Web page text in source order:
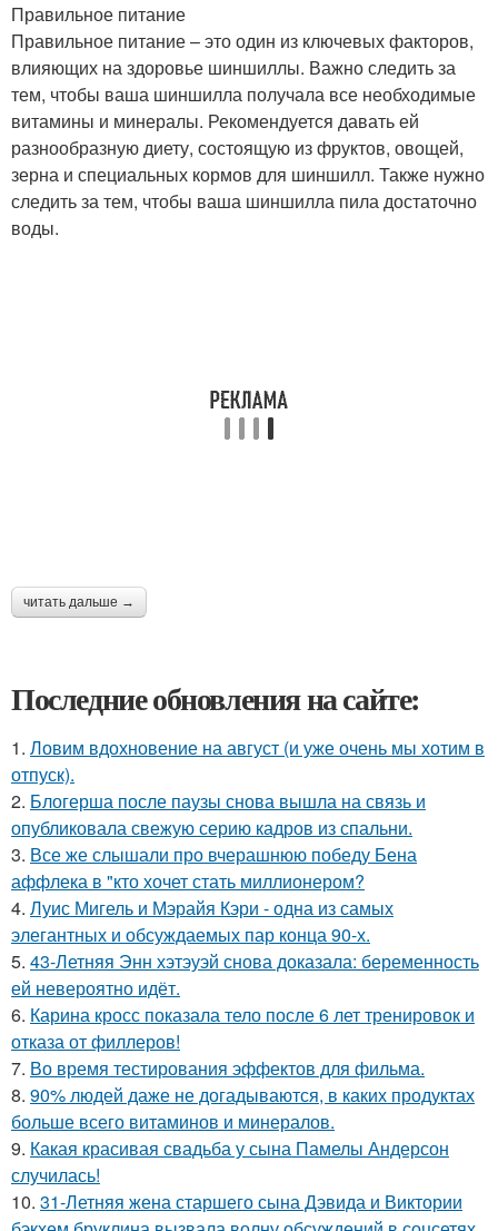
Правильное питание
Правильное питание – это один из ключевых факторов,
влияющих на здоровье шиншиллы. Важно следить за
тем, чтобы ваша шиншилла получала все необходимые
витамины и минералы. Рекомендуется давать ей
разнообразную диету, состоящую из фруктов, овощей,
зерна и специальных кормов для шиншилл. Также нужно
следить за тем, чтобы ваша шиншилла пила достаточно
воды.
читать дальше →
Последние обновления на сайте:
1. Ловим вдохновение на август (и уже очень мы хотим в
отпуск).
2. Блогерша после паузы снова вышла на связь и
опубликовала свежую серию кадров из спальни.
3. Все же слышали про вчерашнюю победу Бена
аффлека в "кто хочет стать миллионером?
4. Луис Мигель и Мэрайя Кэри - одна из самых
элегантных и обсуждаемых пар конца 90-х.
5. 43-Летняя Энн хэтэуэй снова доказала: беременность
ей невероятно идёт.
6. Карина кросс показала тело после 6 лет тренировок и
отказа от филлеров!
7. Во время тестирования эффектов для фильма.
8. 90% людей даже не догадываются, в каких продуктах
больше всего витаминов и минералов.
9. Какая красивая свадьба у сына Памелы Андерсон
случилась!
10. 31-Летняя жена старшего сына Дэвида и Виктории